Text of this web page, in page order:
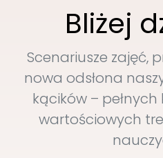
Bliżej
Scenariusze zajęć,
nowa odsłona
kącików –
wartościowych